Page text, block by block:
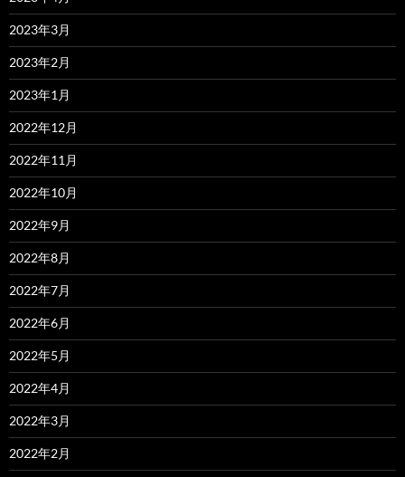
2023年3月
2023年2月
2023年1月
2022年12月
2022年11月
2022年10月
2022年9月
2022年8月
2022年7月
2022年6月
2022年5月
2022年4月
2022年3月
2022年2月